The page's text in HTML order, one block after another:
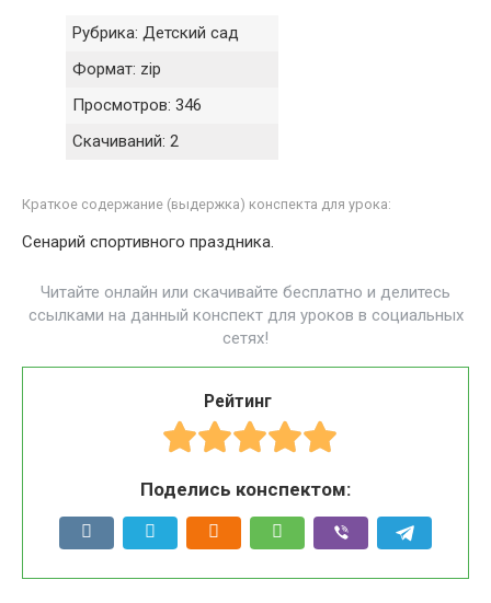
Рубрика: Детский сад
Формат: zip
Просмотров: 346
Скачиваний: 2
Краткое содержание (выдержка) конспекта для урока:
Сенарий спортивного праздника.
Читайте онлайн или скачивайте бесплатно и делитесь
ссылками на данный конспект для уроков в социальных
сетях!
Рейтинг
Поделись конспектом: